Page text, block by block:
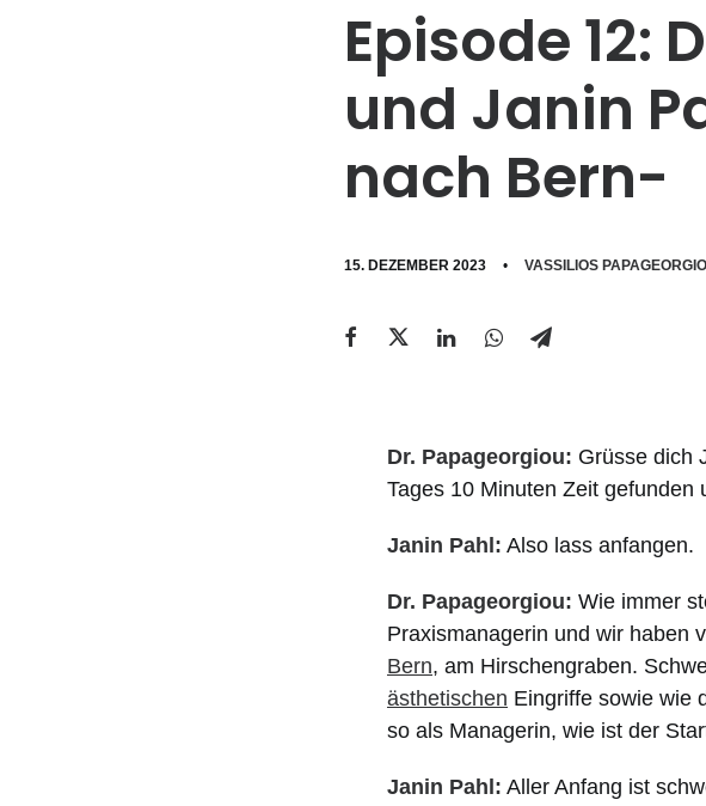
Episode 12:
und Janin
nach Bern-
15. DEZEMBER 2023 • VASSILIOS
Dr. Papageorgiou: Grüsse dich
Tages 10 Minuten Zeit gefunden
Janin Pahl: Also lass anfangen.
Dr. Papageorgiou: Wie immer
Praxismanagerin und wir haben
Bern, am Hirschengraben.
ästhetischen Eingriffe sowie wie
so als Managerin, wie ist der
Janin Pahl: Aller Anfang ist